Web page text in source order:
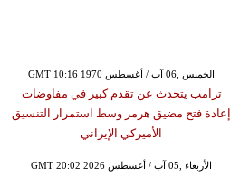
GMT 10:16 1970 الخميس ,06 آب / أغسطس
ترامب يتحدث عن تقدم كبير في مفاوضات
إعادة فتح مضيق هرمز وسط استمرار التنسيق
الأميركي الإيراني
GMT 20:02 2026 الأربعاء ,05 آب / أغسطس